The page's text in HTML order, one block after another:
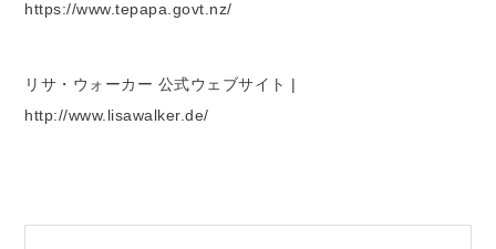
https://www.tepapa.govt.nz/
リサ・ウォーカー 公式ウェブサイト |
http://www.lisawalker.de/